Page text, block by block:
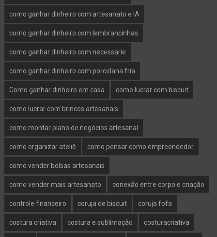
como ganhar dinheiro com artesanato e IA
como ganhar dinheiro com lembrancinhas
como ganhar dinheiro com necessarie
como ganhar dinheiro com porcelana fria
Como ganhar dinheiro em casa como lucrar com biscuit
como lucrar com brincos artesanais
como montar plano de negócios artesanal
como organizar ateliê como pensar como empreendedor
como vender bolsas artesanais
como vender mais artesanato conexão entre corpo e criação
controle financeiro coruja de biscuit coruja fofa
costura criativa costura e sublimação costuracriativa